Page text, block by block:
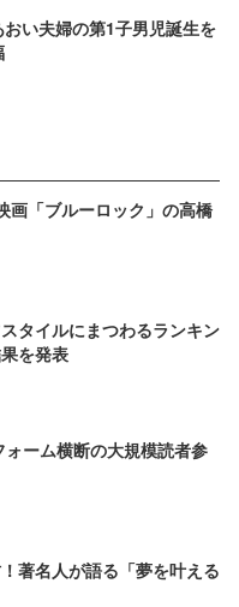
い夫婦の第1子男児誕生を
画「ブルーロック」の高橋
タイルにまつわるランキン
を発表
ーム横断の大規模読者参
著名人が語る「夢を叶える